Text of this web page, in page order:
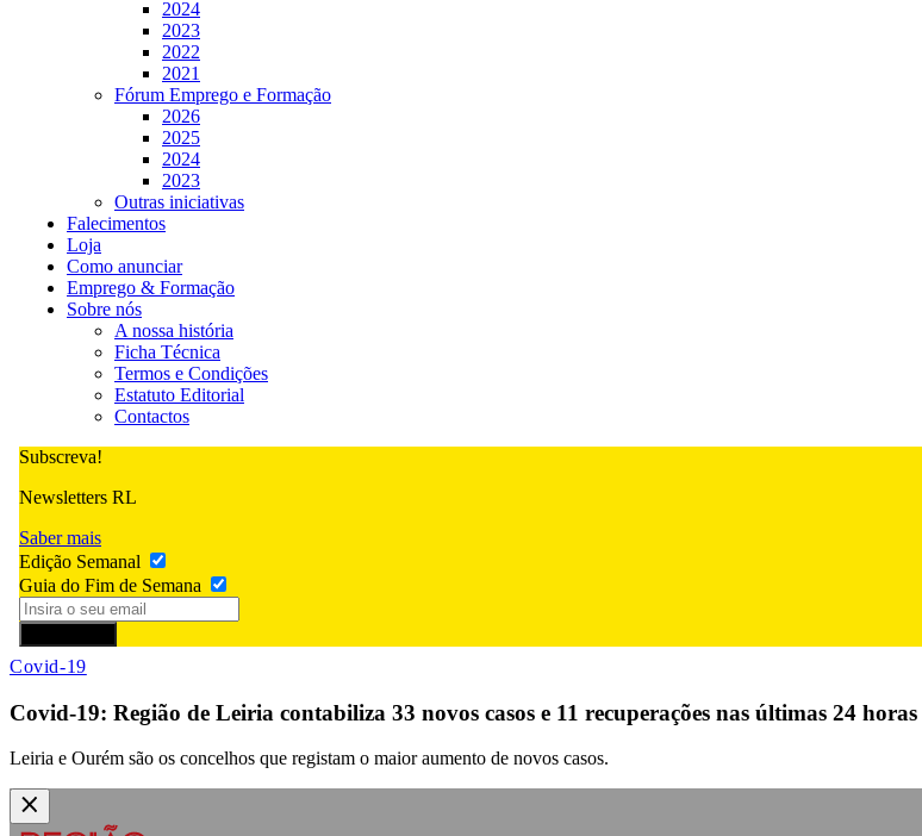
2024
2023
2022
2021
Fórum Emprego e Formação
2026
2025
2024
2023
Outras iniciativas
Falecimentos
Loja
Como anunciar
Emprego & Formação
Sobre nós
A nossa história
Ficha Técnica
Termos e Condições
Estatuto Editorial
Contactos
Subscreva!
Newsletters RL
Saber mais
Edição Semanal
Guia do Fim de Semana
Covid-19
Covid-19: Região de Leiria contabiliza 33 novos casos e 11 recuperações nas últimas 24 horas
Leiria e Ourém são os concelhos que registam o maior aumento de novos casos.